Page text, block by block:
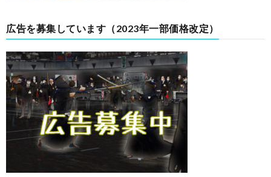
広告を募集しています（2023年一部価格改定）